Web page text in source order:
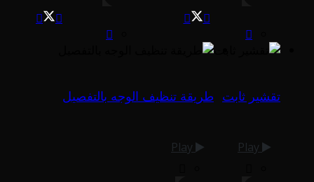
تقشير ثابت طريقة تنظيف الوجه بالتفصيل